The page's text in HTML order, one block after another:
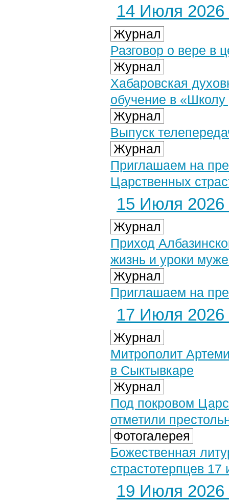
14 Июля 2026
Журнал
Разговор о вере в
Журнал
Хабаровская
обучение в «Школу
Журнал
Выпуск
Журнал
Приглашаем на
Царственных
15 Июля 2026
Журнал
Приход
жизнь и уроки
Журнал
Приглашаем на
17 Июля 2026
Журнал
Митрополит
в Сыктывкаре
Журнал
Под покровом
отметили
Фотогалерея
Божественная
страстотерпцев 17
19 Июля 2026